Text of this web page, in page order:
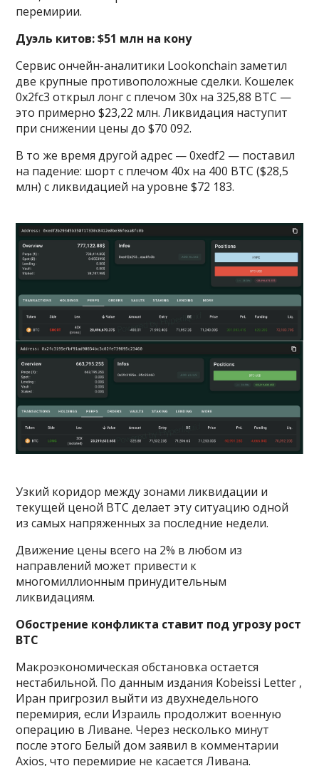
перемирии.
Дуэль китов: $51 млн на кону
Сервис ончейн-аналитики Lookonchain заметил
две крупные противоположные сделки. Кошелек
0x2fc3 открыл лонг с плечом 30x на 325,88 BTC —
это примерно $23,22 млн. Ликвидация наступит
при снижении цены до $70 092.
В то же время другой адрес — 0xedf2 — поставил
на падение: шорт с плечом 40x на 400 BTC ($28,5
млн) с ликвидацией на уровне $72 183.
Узкий коридор между зонами ликвидации и
текущей ценой BTC делает эту ситуацию одной
из самых напряженных за последние недели.
Движение цены всего на 2% в любом из
направлений может привести к
многомиллионным принудительным
ликвидациям.
Обострение конфликта ставит под угрозу рост
BTC
Макроэкономическая обстановка остается
нестабильной. По данным издания Kobeissi Letter ,
Иран пригрозил выйти из двухнедельного
перемирия, если Израиль продолжит военную
операцию в Ливане. Через несколько минут
после этого Белый дом заявил в комментарии
Axios, что перемирие не касается Ливана.